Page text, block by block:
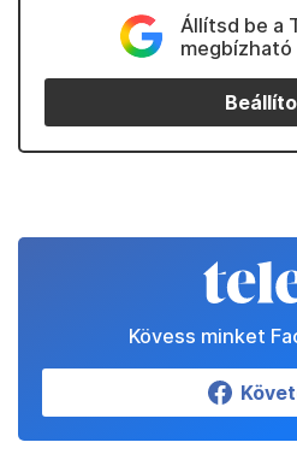
Állítsd be a
megbízható
Kövess minket